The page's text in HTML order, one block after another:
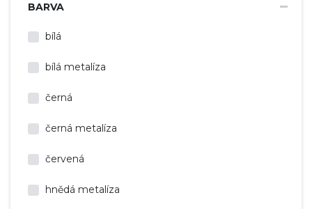
BARVA
bílá
bílá metalíza
černá
černá metalíza
červená
hnědá metalíza